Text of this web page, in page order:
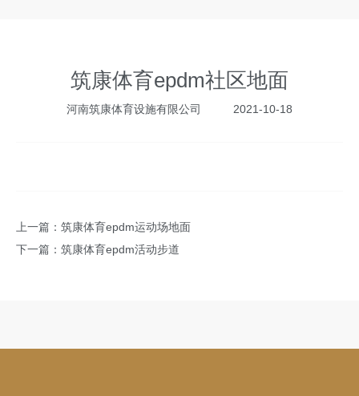
筑康体育epdm社区地面
河南筑康体育设施有限公司 2021-10-18
上一篇： 筑康体育epdm运动场地面
下一篇： 筑康体育epdm活动步道